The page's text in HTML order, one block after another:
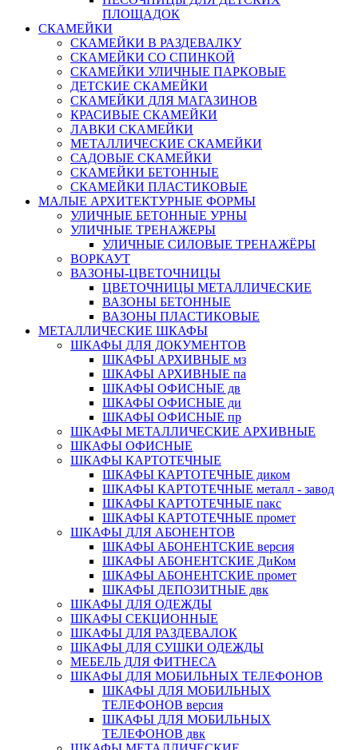
ПЛОЩАДОК
СКАМЕЙКИ
СКАМЕЙКИ В РАЗДЕВАЛКУ
СКАМЕЙКИ СО СПИНКОЙ
СКАМЕЙКИ УЛИЧНЫЕ ПАРКОВЫЕ
ДЕТСКИЕ СКАМЕЙКИ
СКАМЕЙКИ ДЛЯ МАГАЗИНОВ
КРАСИВЫЕ СКАМЕЙКИ
ЛАВКИ СКАМЕЙКИ
МЕТАЛЛИЧЕСКИЕ СКАМЕЙКИ
САДОВЫЕ СКАМЕЙКИ
СКАМЕЙКИ БЕТОННЫЕ
СКАМЕЙКИ ПЛАСТИКОВЫЕ
МАЛЫЕ АРХИТЕКТУРНЫЕ ФОРМЫ
УЛИЧНЫЕ БЕТОННЫЕ УРНЫ
УЛИЧНЫЕ ТРЕНАЖЕРЫ
УЛИЧНЫЕ СИЛОВЫЕ ТРЕНАЖЁРЫ
ВОРКАУТ
ВАЗОНЫ-ЦВЕТОЧНИЦЫ
ЦВЕТОЧНИЦЫ МЕТАЛЛИЧЕСКИЕ
ВАЗОНЫ БЕТОННЫЕ
ВАЗОНЫ ПЛАСТИКОВЫЕ
МЕТАЛЛИЧЕСКИЕ ШКАФЫ
ШКАФЫ ДЛЯ ДОКУМЕНТОВ
ШКАФЫ АРХИВНЫЕ мз
ШКАФЫ АРХИВНЫЕ па
ШКАФЫ ОФИСНЫЕ дв
ШКАФЫ ОФИСНЫЕ ди
ШКАФЫ ОФИСНЫЕ пр
ШКАФЫ МЕТАЛЛИЧЕСКИЕ АРХИВНЫЕ
ШКАФЫ ОФИСНЫЕ
ШКАФЫ КАРТОТЕЧНЫЕ
ШКАФЫ КАРТОТЕЧНЫЕ диком
ШКАФЫ КАРТОТЕЧНЫЕ металл - завод
ШКАФЫ КАРТОТЕЧНЫЕ пакс
ШКАФЫ КАРТОТЕЧНЫЕ промет
ШКАФЫ ДЛЯ АБОНЕНТОВ
ШКАФЫ АБОНЕНТСКИЕ версия
ШКАФЫ АБОНЕНТСКИЕ ДиКом
ШКАФЫ АБОНЕНТСКИЕ промет
ШКАФЫ ДЕПОЗИТНЫЕ двк
ШКАФЫ ДЛЯ ОДЕЖДЫ
ШКАФЫ СЕКЦИОННЫЕ
ШКАФЫ ДЛЯ РАЗДЕВАЛОК
ШКАФЫ ДЛЯ СУШКИ ОДЕЖДЫ
МЕБЕЛЬ ДЛЯ ФИТНЕСА
ШКАФЫ ДЛЯ МОБИЛЬНЫХ ТЕЛЕФОНОВ
ШКАФЫ ДЛЯ МОБИЛЬНЫХ
ТЕЛЕФОНОВ версия
ШКАФЫ ДЛЯ МОБИЛЬНЫХ
ТЕЛЕФОНОВ двк